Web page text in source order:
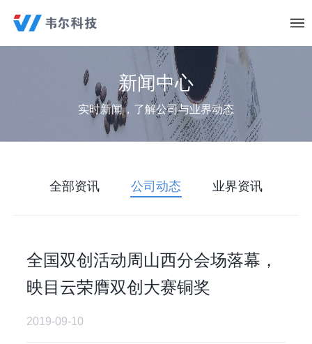
新闻中心
实时新闻，了解公司与业界动态
全部资讯 公司动态 业界资讯
全国双创活动周山西分会场落幕，
映目云荣膺双创大赛铜奖
2019-09-10